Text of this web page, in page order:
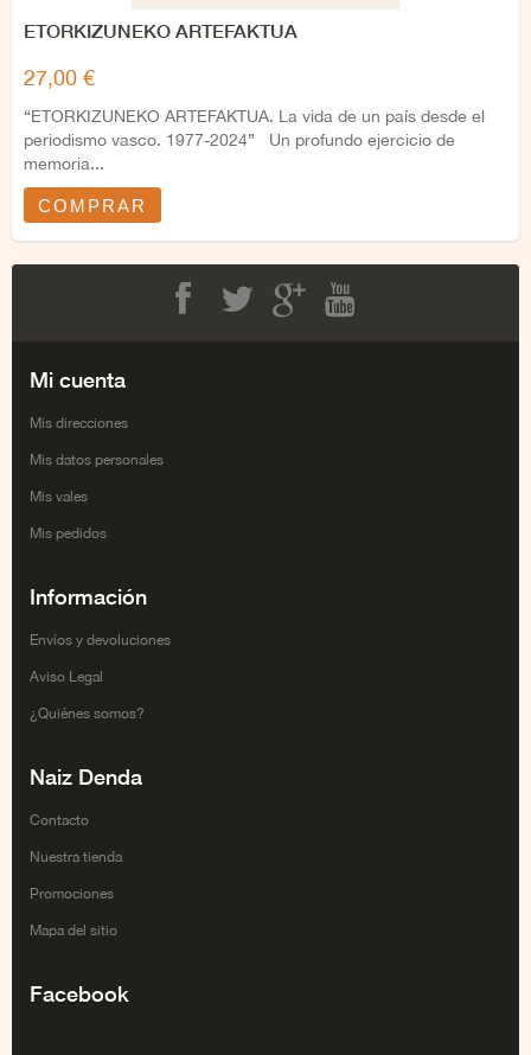
ETORKIZUNEKO ARTEFAKTUA
27,00 €
“ETORKIZUNEKO ARTEFAKTUA. La vida de un país desde el
periodismo vasco. 1977-2024” Un profundo ejercicio de
memoria...
COMPRAR
Mi cuenta
Mis direcciones
Mis datos personales
Mis vales
Mis pedidos
Información
Envíos y devoluciones
Aviso Legal
¿Quiénes somos?
Naiz Denda
Contacto
Nuestra tienda
Promociones
Mapa del sitio
Facebook